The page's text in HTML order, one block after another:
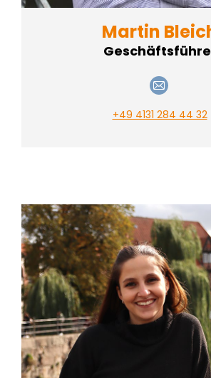
Martin
+49 4131 284 44 32
E-
mail